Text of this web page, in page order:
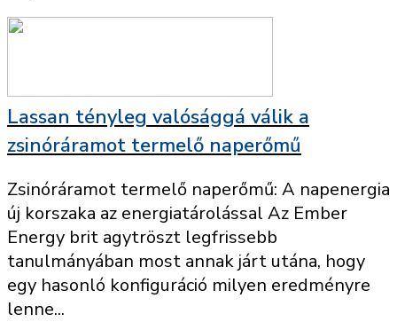
Lassan tényleg valósággá válik a
zsinóráramot termelő naperőmű
Zsinóráramot termelő naperőmű: A napenergia
új korszaka az energiatárolással Az Ember
Energy brit agytröszt legfrissebb
tanulmányában most annak járt utána, hogy
egy hasonló konfiguráció milyen eredményre
lenne...